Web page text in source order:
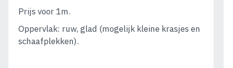
Prijs voor 1m.
Oppervlak: ruw, glad (mogelijk kleine krasjes en
schaafplekken).